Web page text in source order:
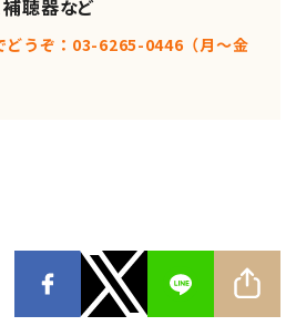
補聴器など
どうぞ：03-6265-0446（月〜金